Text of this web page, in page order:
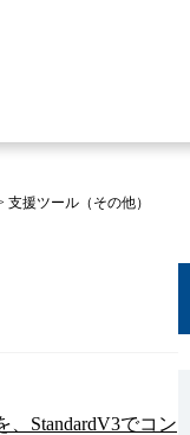
支援ツール（その他）
StandardV3でコン